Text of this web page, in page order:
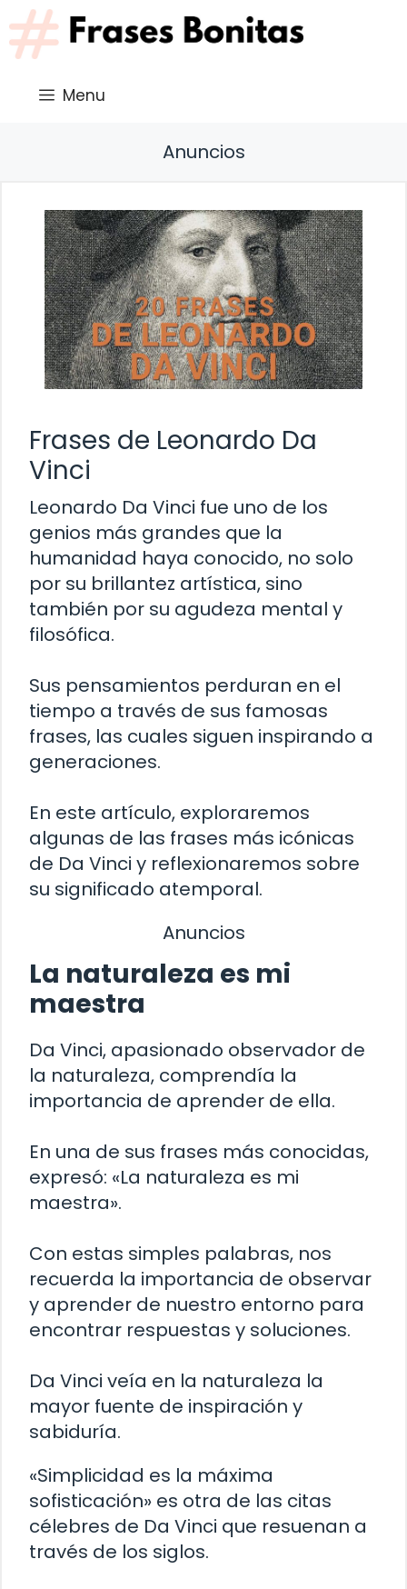
Saltar
al
contenido
Menu
Anuncios
Frases de Leonardo Da
Vinci
Leonardo Da Vinci fue uno de los
genios más grandes que la
humanidad haya conocido, no solo
por su brillantez artística, sino
también por su agudeza mental y
filosófica.
Sus pensamientos perduran en el
tiempo a través de sus famosas
frases, las cuales siguen inspirando a
generaciones.
En este artículo, exploraremos
algunas de las frases más icónicas
de Da Vinci y reflexionaremos sobre
su significado atemporal.
Anuncios
La naturaleza es mi
maestra
Da Vinci, apasionado observador de
la naturaleza, comprendía la
importancia de aprender de ella.
En una de sus frases más conocidas,
expresó: «La naturaleza es mi
maestra».
Con estas simples palabras, nos
recuerda la importancia de observar
y aprender de nuestro entorno para
encontrar respuestas y soluciones.
Da Vinci veía en la naturaleza la
mayor fuente de inspiración y
sabiduría.
«Simplicidad es la máxima
sofisticación» es otra de las citas
célebres de Da Vinci que resuenan a
través de los siglos.